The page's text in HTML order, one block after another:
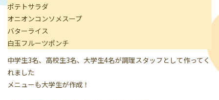
ポテトサラダ
オニオンコンソメスープ
バターライス
白玉フルーツポンチ
中学生3名、高校生3名、大学生4名が調理スタッフとして作ってく
れました
メニューも大学生が作成！